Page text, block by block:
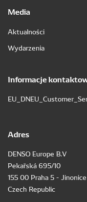
Media
Aktualności
Wydarzenia
Informacje
Adres
DENSO Europe B.V
Pekařská 695/10
155 00 Praha 5 - Jinonice
Czech Republic